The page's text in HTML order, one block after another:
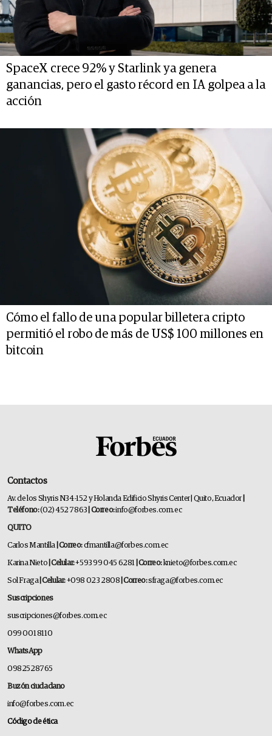
SpaceX crece 92% y Starlink ya genera
ganancias, pero el gasto récord en IA golpea a la
acción
Cómo el fallo de una popular billetera cripto
permitió el robo de más de US$ 100 millones en
bitcoin
Contactos
Av. de los Shyris N34-152 y Holanda Edificio Shyris Center | Quito, Ecuador
Teléfono:(02) 452 7863 | Correo:info@forbes.com.ec
QUITO
Carlos Mantilla | Correo:cfmantilla@forbes.com.ec
Karina Nieto | Celular:+593 99 045 6281 | Correo:knieto@forbes.com.ec
Sol Fraga| Celular:+098 023 2808 | Correo:sfraga@forbes.com.ec
Suscripciones
suscripciones@forbes.com.ec
099 001 8110
WhatsApp
0982528765
Buzón ciudadano
info@forbes.com.ec
Código de ética